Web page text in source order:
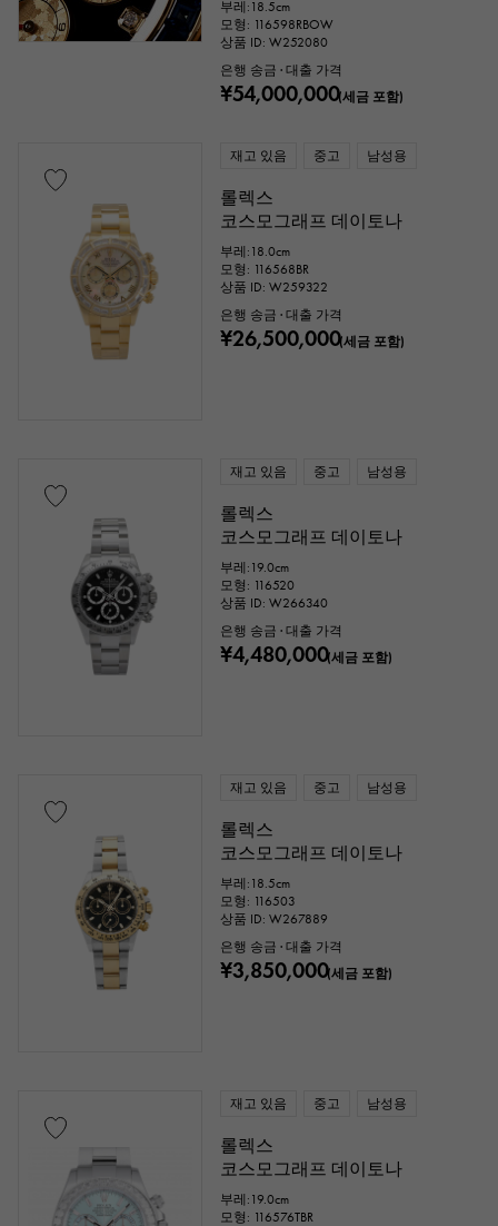
부레:18.5cm
모형: 116598RBOW
상품 ID: W252080
은행 송금 · 대출 가격
¥54,000,000(세금 포함)
재고 있음 중고 남성용
롤렉스
코스모그래프 데이토나
부레:18.0cm
모형: 116568BR
상품 ID: W259322
은행 송금 · 대출 가격
¥26,500,000(세금 포함)
재고 있음 중고 남성용
롤렉스
코스모그래프 데이토나
부레:19.0cm
모형: 116520
상품 ID: W266340
은행 송금 · 대출 가격
¥4,480,000(세금 포함)
재고 있음 중고 남성용
롤렉스
코스모그래프 데이토나
부레:18.5cm
모형: 116503
상품 ID: W267889
은행 송금 · 대출 가격
¥3,850,000(세금 포함)
재고 있음 중고 남성용
롤렉스
코스모그래프 데이토나
부레:19.0cm
모형: 116576TBR